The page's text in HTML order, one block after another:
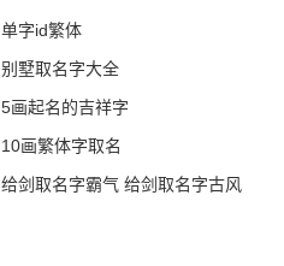
单字id繁体
别墅取名字大全
5画起名的吉祥字
10画繁体字取名
给剑取名字霸气 给剑取名字古风